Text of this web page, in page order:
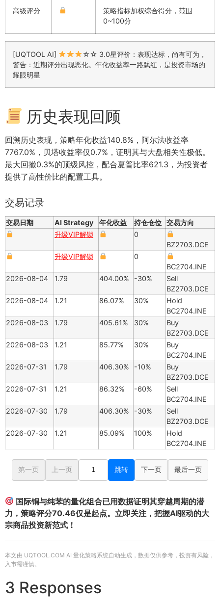
高级评分
策略指标加权综合得分，范围
0~100分
[UQTOOL AI]
☆☆ 3.0星评价：表现达标，尚有可为，
警告：近期评分出现恶化。年化收益率一路飘红，是投资市场的
耀眼明星
历史表现回顾
回溯历史表现，策略年化收益140.8%，阿尔法收益率
7767.0%，贝塔收益率仅0.7%，证明其与大盘相关性极低。
最大回撤0.3%的顶级风控，配合夏普比率621.3，为投资者
提供了高性价比的配置工具。
交易记录
交易日期 AI Strategy 年化收益 持仓仓位 交易方向
升级VIP解锁
0
BZ2703.DCE
升级VIP解锁
0
BC2704.INE
2026-08-04
1.79 404.00% -30%
Sell
BZ2703.DCE
2026-08-04
1.21 86.07% 30%
Hold
BC2704.INE
2026-08-03
1.79 405.61% 30%
Buy
BZ2703.DCE
2026-08-03
1.21 85.77% 30%
Buy
BC2704.INE
2026-07-31
1.79 406.30% -10%
Buy
BZ2703.DCE
2026-07-31
1.21 86.32% -60%
Sell
BC2704.INE
2026-07-30
1.79 406.30% -30%
Sell
BZ2703.DCE
2026-07-30
1.21 85.09% 100%
Hold
BC2704.INE
第一页 上一页 跳转 下一页 最后一页
国际铜与纯苯的量化组合已用数据证明其穿越周期的潜
力，策略评分70.46仅是起点。立即关注，把握AI驱动的大
宗商品投资新范式！
本文由 UQTOOL.COM AI 量化策略系统自动生成，数据仅供参考，投资有风险，
入市需谨慎。
3 Responses